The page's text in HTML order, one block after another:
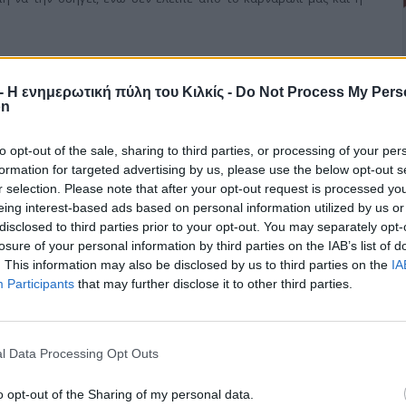
Η ενημερωτική πύλη του Κιλκίς - Do Not Process My
opt-out of the sale, sharing to third parties, or processing of your
for targeted advertising by us, please use the below opt-out
selection. Please note that after your opt-out request is processed
interest-based ads based on personal information utilized by us
to third parties prior to your opt-out. You may separately
of your personal information by third parties on the IAB’s list of
This information may also be disclosed by us to third parties on the
Participants that may further disclose it to other third parties.
Data Processing Opt Outs
opt-out of the Sharing of my personal data.
χορωδία του συλλόγου Ανατολικορωμυλιωτών Πολυκάστρου,
στη Χρυσοβίτσα Μετσόβου με σκοπό να παραστεί στις
στο ταξίδι ήταν και η χορωδία Μικρόκαμπου Κιλκίς.